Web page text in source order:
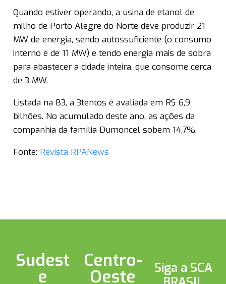
Quando estiver operando, a usina de etanol de
milho de Porto Alegre do Norte deve produzir 21
MW de energia, sendo autossuficiente (o consumo
interno é de 11 MW) e tendo energia mais de sobra
para abastecer a cidade inteira, que consome cerca
de 3 MW.
Listada na B3, a 3tentos é avaliada em R$ 6,9
bilhões. No acumulado deste ano, as ações da
companhia da família Dumoncel sobem 14,7%.
Fonte: Revista RPANews
Sudest
e
Centro-
Oeste
Siga a SCA